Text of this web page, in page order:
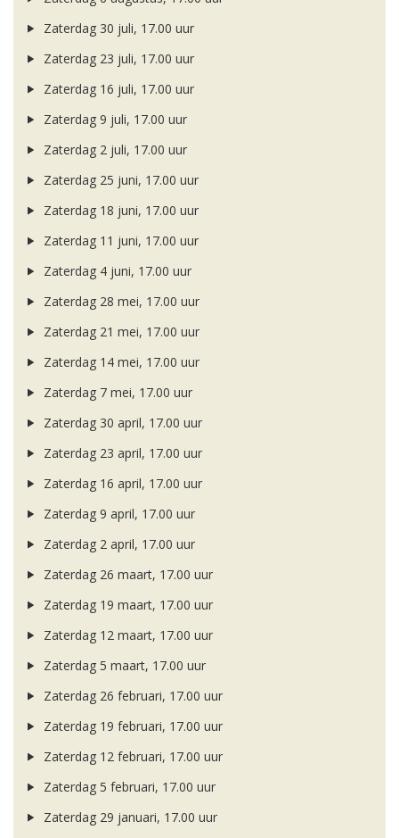
Zaterdag 30 juli, 17.00 uur
Zaterdag 23 juli, 17.00 uur
Zaterdag 16 juli, 17.00 uur
Zaterdag 9 juli, 17.00 uur
Zaterdag 2 juli, 17.00 uur
Zaterdag 25 juni, 17.00 uur
Zaterdag 18 juni, 17.00 uur
Zaterdag 11 juni, 17.00 uur
Zaterdag 4 juni, 17.00 uur
Zaterdag 28 mei, 17.00 uur
Zaterdag 21 mei, 17.00 uur
Zaterdag 14 mei, 17.00 uur
Zaterdag 7 mei, 17.00 uur
Zaterdag 30 april, 17.00 uur
Zaterdag 23 april, 17.00 uur
Zaterdag 16 april, 17.00 uur
Zaterdag 9 april, 17.00 uur
Zaterdag 2 april, 17.00 uur
Zaterdag 26 maart, 17.00 uur
Zaterdag 19 maart, 17.00 uur
Zaterdag 12 maart, 17.00 uur
Zaterdag 5 maart, 17.00 uur
Zaterdag 26 februari, 17.00 uur
Zaterdag 19 februari, 17.00 uur
Zaterdag 12 februari, 17.00 uur
Zaterdag 5 februari, 17.00 uur
Zaterdag 29 januari, 17.00 uur